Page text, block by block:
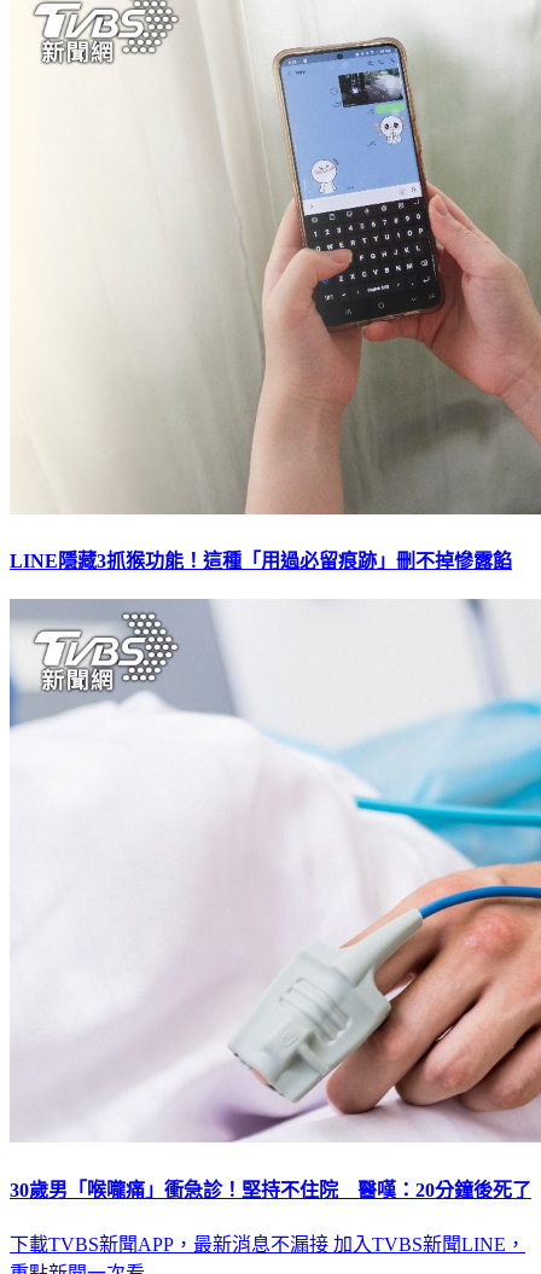
LINE隱藏3抓猴功能！這種「用過必留痕跡」刪不掉慘露餡
30歲男「喉嚨痛」衝急診！堅持不住院 醫嘆：20分鐘後死了
下載TVBS新聞APP，最新消息不漏接 加入TVBS新聞LINE，